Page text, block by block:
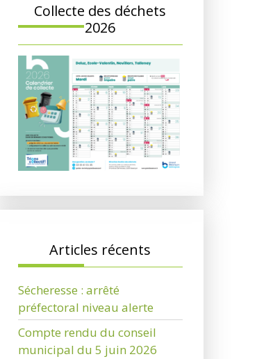
Collecte des déchets
2026
Articles récents
Sécheresse : arrêté
préfectoral niveau alerte
Compte rendu du conseil
municipal du 5 juin 2026